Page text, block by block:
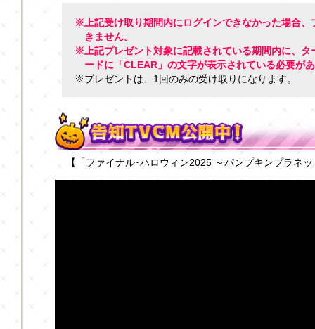
※上記受け取り期間内にログインできなかった場合、
きません。
※上記プレゼント対象に記載されている期間内に、タ
ードに「CLEAR」の文字が表示されている必要が
※プレゼントは、1回のみの受け取りになります。
【「ファイナル･ハロウィン2025 ～パンプキンプラネ